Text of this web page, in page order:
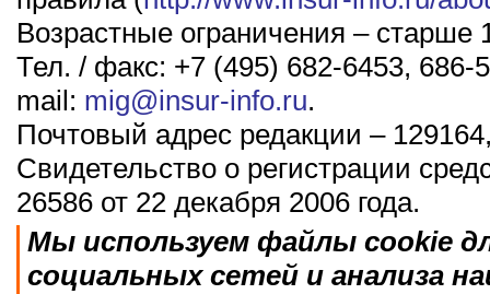
Возрастные ограничения – старше
Тел. / факс: +7 (495) 682-6453, 686-
mail: mig@insur-info.ru.
Почтовый адрес редакции –
Свидетельство о регистрации
26586 от 22 декабря 2006 года.
Мы используем файлы cookie
социальных сетей и анализа